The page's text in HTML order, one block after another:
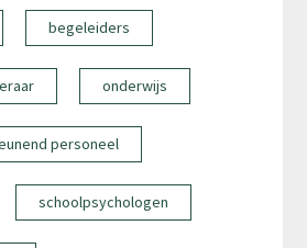
begeleiders
onderwijs
personeel
schoolpsychologen